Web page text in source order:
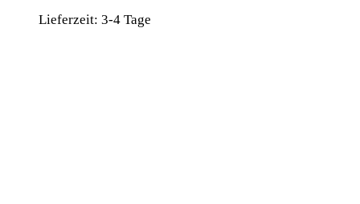
Lieferzeit: 3-4 Tage